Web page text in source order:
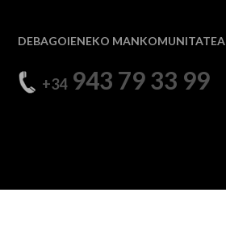
DEBAGOIENEKO MANKOMUNITATEA
+34943 79 33 99